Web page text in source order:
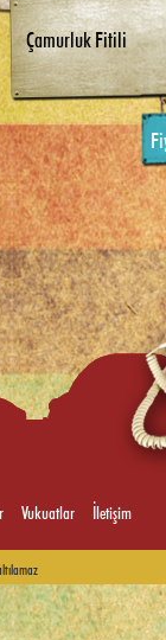
Çamurluk Fitili
Vukuatlar İletişim